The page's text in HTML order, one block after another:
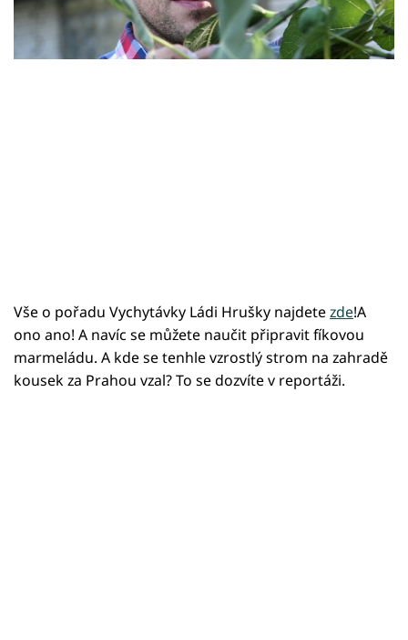
Přihlášení
Vše o pořadu Vychytávky Ládi Hrušky najdetezde!A
ono ano! A navíc se můžete naučit připravit fíkovou
marmeládu. A kde se tenhle vzrostlý strom na zahradě
kousek za Prahou vzal? To se dozvíte v reportáži.